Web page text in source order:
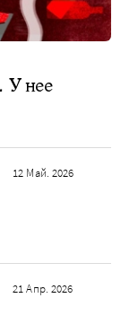
У нее
12 Май. 2026
21 Апр. 2026